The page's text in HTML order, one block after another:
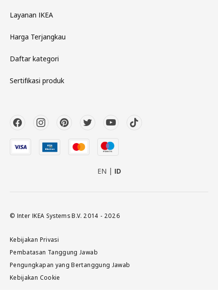
Layanan IKEA
Harga Terjangkau
Daftar kategori
Sertifikasi produk
EN ID
© Inter IKEA Systems B.V. 2014 - 2026
Kebijakan Privasi
Pembatasan Tanggung Jawab
Pengungkapan yang Bertanggung Jawab
Kebijakan Cookie